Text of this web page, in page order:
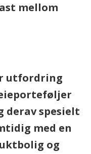
mellom
utfordring
derav spesielt
med en
og